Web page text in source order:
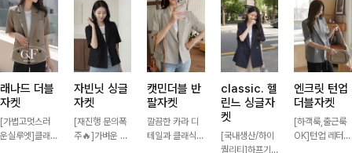
래나드 더블
자켓
[가볍고멋스러
운실루엣]클래
자빈닛 싱글
자켓
[재진행 문의폭
주🔥]가벼운 소
캣민더블 반
팔자켓
깔끔한 카라 디
테일과 클래식한
classic. 헬
린느 싱글자
켓
[국내생산/하이
퀄리티]하프기
엔크릿 턴업
더블자켓
[하객룩,출근룩
OK]턴업 레터링